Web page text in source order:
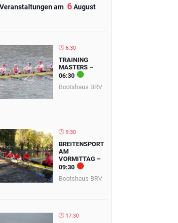
Veranstaltungen am 6August
6:30
TRAINING
MASTERS –
06:30
Bootshaus BRV
9:30
BREITENSPORT
AM
VORMITTAG –
09:30
Bootshaus BRV
17:30